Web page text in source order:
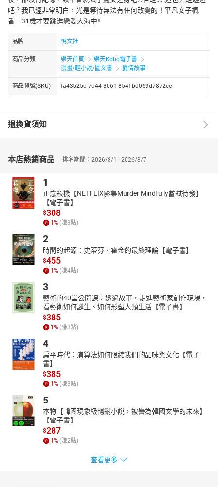
吧？我已經非常明白，光是等待無法有任何改變的！平凡女子楓
香，31歲才要跳進戀愛大海中‼
品牌 悅文社
商品分類 樂天首頁
樂天Kobo電子書
漫畫/輕小說/圖文書
愛情故事
商品貨號(SKU) fa43525d-7d44-3061-854f-bd069d7872ce
退換貨須知
本店熱銷商品 排名期間：2026/8/1 - 2026/8/7
1
正念殺機【NETFLIX影集Murder Mindfully蓄弒待發】
【電子書】
$308
1% (賺3點)
2
時間的起源：史蒂芬．霍金的最終理論【電子書】
$455
1% (賺4點)
3
藝術的40堂公開課：透過故事，走進藝術家創作現場，
看藝術如何誕生、如何形塑人類生活【電子書】
$385
1% (賺3點)
4
扁平時代：演算法如何限縮我們的品味與文化【電子
書】
$385
1% (賺3點)
5
本物【韓國現象級暢銷小說，被譽為韓國文學的未來】
【電子書】
$287
1% (賺2點)
查看更多